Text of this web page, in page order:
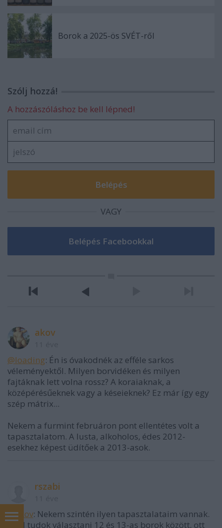
Borok a 2025-ös SVÉT-ről
Szólj hozzá!
A hozzászóláshoz be kell lépned!
VAGY
akov
@loading: Én is óvakodnék az efféle sarkos
véleményektől. Milyen borvidéken és milyen
fajtáknak lett volna rossz? A koraiaknak, a
középérésűeknek vagy a késeieknek? Ez már így egy
szép mátrix...
Nekem a furmint februáron pont ellentétes volt a
tapasztalatom. A lusta, alkoholos, édes 2012-
esekhez képest üdítőek a 2013-asok.
rszabi
@akov: Nekem szintén ilyen tapasztalataim vannak.
Ahol tudok választani 12 és 13-as borok között, ott